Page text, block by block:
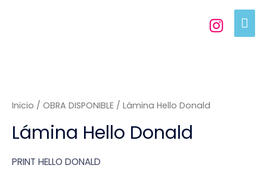
Inicio / OBRA DISPONIBLE / Lámina Hello Donald
Lámina Hello Donald
PRINT HELLO DONALD